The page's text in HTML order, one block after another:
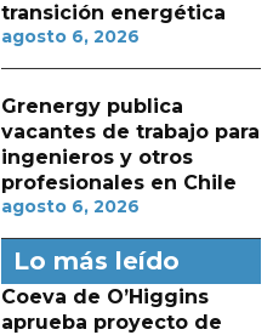
transición energética
agosto 6, 2026
Grenergy publica
vacantes de trabajo para
ingenieros y otros
profesionales en Chile
agosto 6, 2026
Lo más leído
Coeva de O’Higgins
aprueba proyecto de